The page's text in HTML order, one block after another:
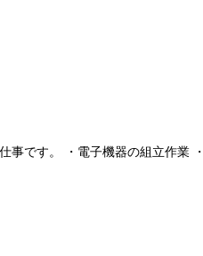
事です。 ・電子機器の組立作業